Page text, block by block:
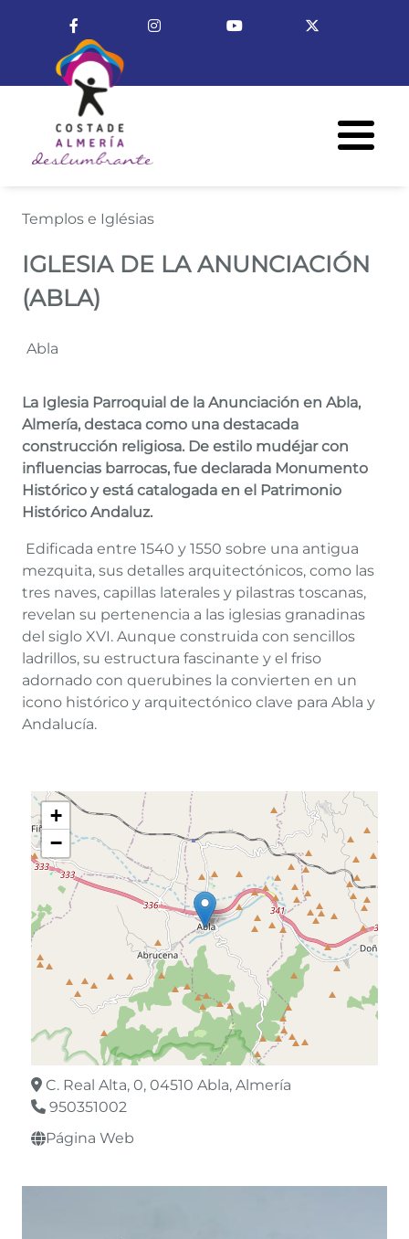
Enlace a FacebookEnlace a InstagramEnlace a Youtube
Templos e Iglésias
IGLESIA DE LA ANUNCIACIÓN
(ABLA)
Abla
La Iglesia Parroquial de la Anunciación en Abla,
Almería, destaca como una destacada
construcción religiosa. De estilo mudéjar con
influencias barrocas, fue declarada Monumento
Histórico y está catalogada en el Patrimonio
Histórico Andaluz.
Edificada entre 1540 y 1550 sobre una antigua
mezquita, sus detalles arquitectónicos, como las
tres naves, capillas laterales y pilastras toscanas,
revelan su pertenencia a las iglesias granadinas
del siglo XVI. Aunque construida con sencillos
ladrillos, su estructura fascinante y el friso
adornado con querubines la convierten en un
icono histórico y arquitectónico clave para Abla y
Andalucía.
+
−
C. Real Alta, 0, 04510 Abla, Almería
950351002
Página Web